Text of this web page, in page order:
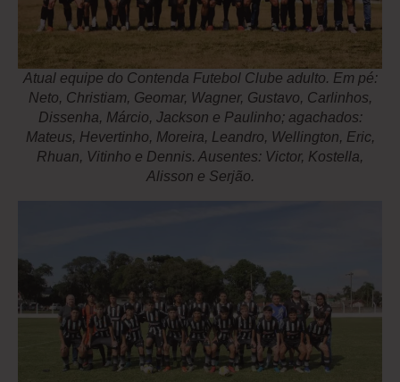
Atual equipe do Contenda Futebol Clube adulto. Em pé:
Neto, Christiam, Geomar, Wagner, Gustavo, Carlinhos,
Dissenha, Márcio, Jackson e Paulinho; agachados:
Mateus, Hevertinho, Moreira, Leandro, Wellington, Eric,
Rhuan, Vitinho e Dennis. Ausentes: Victor, Kostella,
Alisson e Serjão.